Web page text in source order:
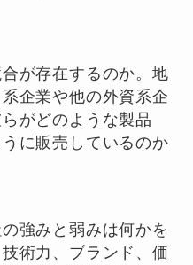
が存在するのか。地
企業や他の外資系企
がどのような製品
に販売しているのか
強みと弱みは何かを
術力、ブランド、価